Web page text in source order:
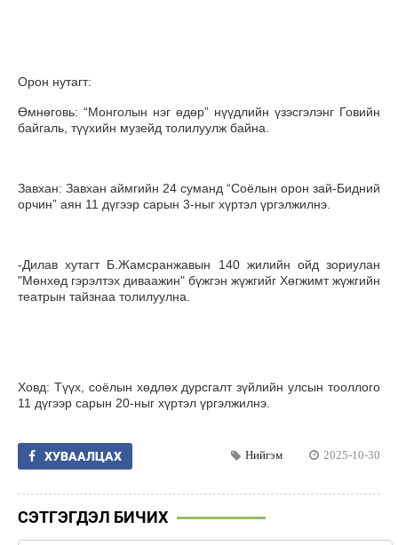
Орон нутагт:
Өмнөговь: “Монголын нэг өдөр” нүүдлийн үзэсгэлэнг Говийн
байгаль, түүхийн музейд толилуулж байна.
Завхан: Завхан аймгийн 24 суманд “Соёлын орон зай-Бидний
орчин” аян 11 дүгээр сарын 3-ныг хүртэл үргэлжилнэ.
-Дилав хутагт Б.Жамсранжавын 140 жилийн ойд зориулан
"Мөнхөд гэрэлтэх диваажин" бүжгэн жүжгийг Хөгжимт жүжгийн
театрын тайзнаа толилуулна.
Ховд: Түүх, соёлын хөдлөх дурсгалт зүйлийн улсын тооллого
11 дүгээр сарын 20-ныг хүртэл үргэлжилнэ.
ХУВААЛЦАХ Нийгэм 2025-10-30
СЭТГЭГДЭЛ БИЧИХ